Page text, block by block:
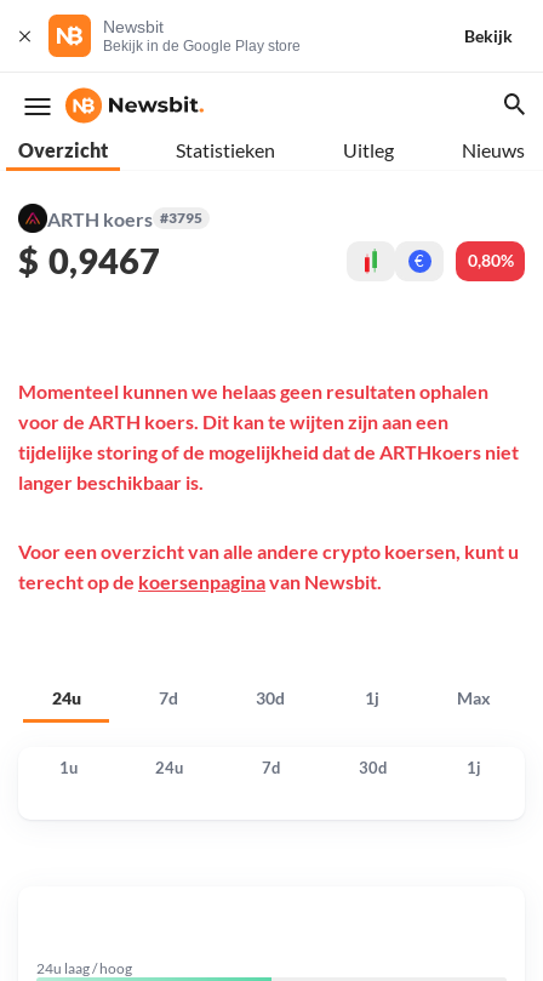
Newsbit
Bekijk in de Google Play store
Bekijk
Overzicht Statistieken Uitleg Nieuws
ARTH koers #3795
$ 0,9467 € 0,80%
24u 7d 30d 1j Max
Momenteel kunnen we helaas geen resultaten ophalen
voor de ARTH koers. Dit kan te wijten zijn aan een
tijdelijke storing of de mogelijkheid dat de ARTHkoers niet
langer beschikbaar is.
Voor een overzicht van alle andere crypto koersen, kunt u
terecht op de koersenpaginavan Newsbit.
1u 24u 7d 30d 1j
24u laag / hoog